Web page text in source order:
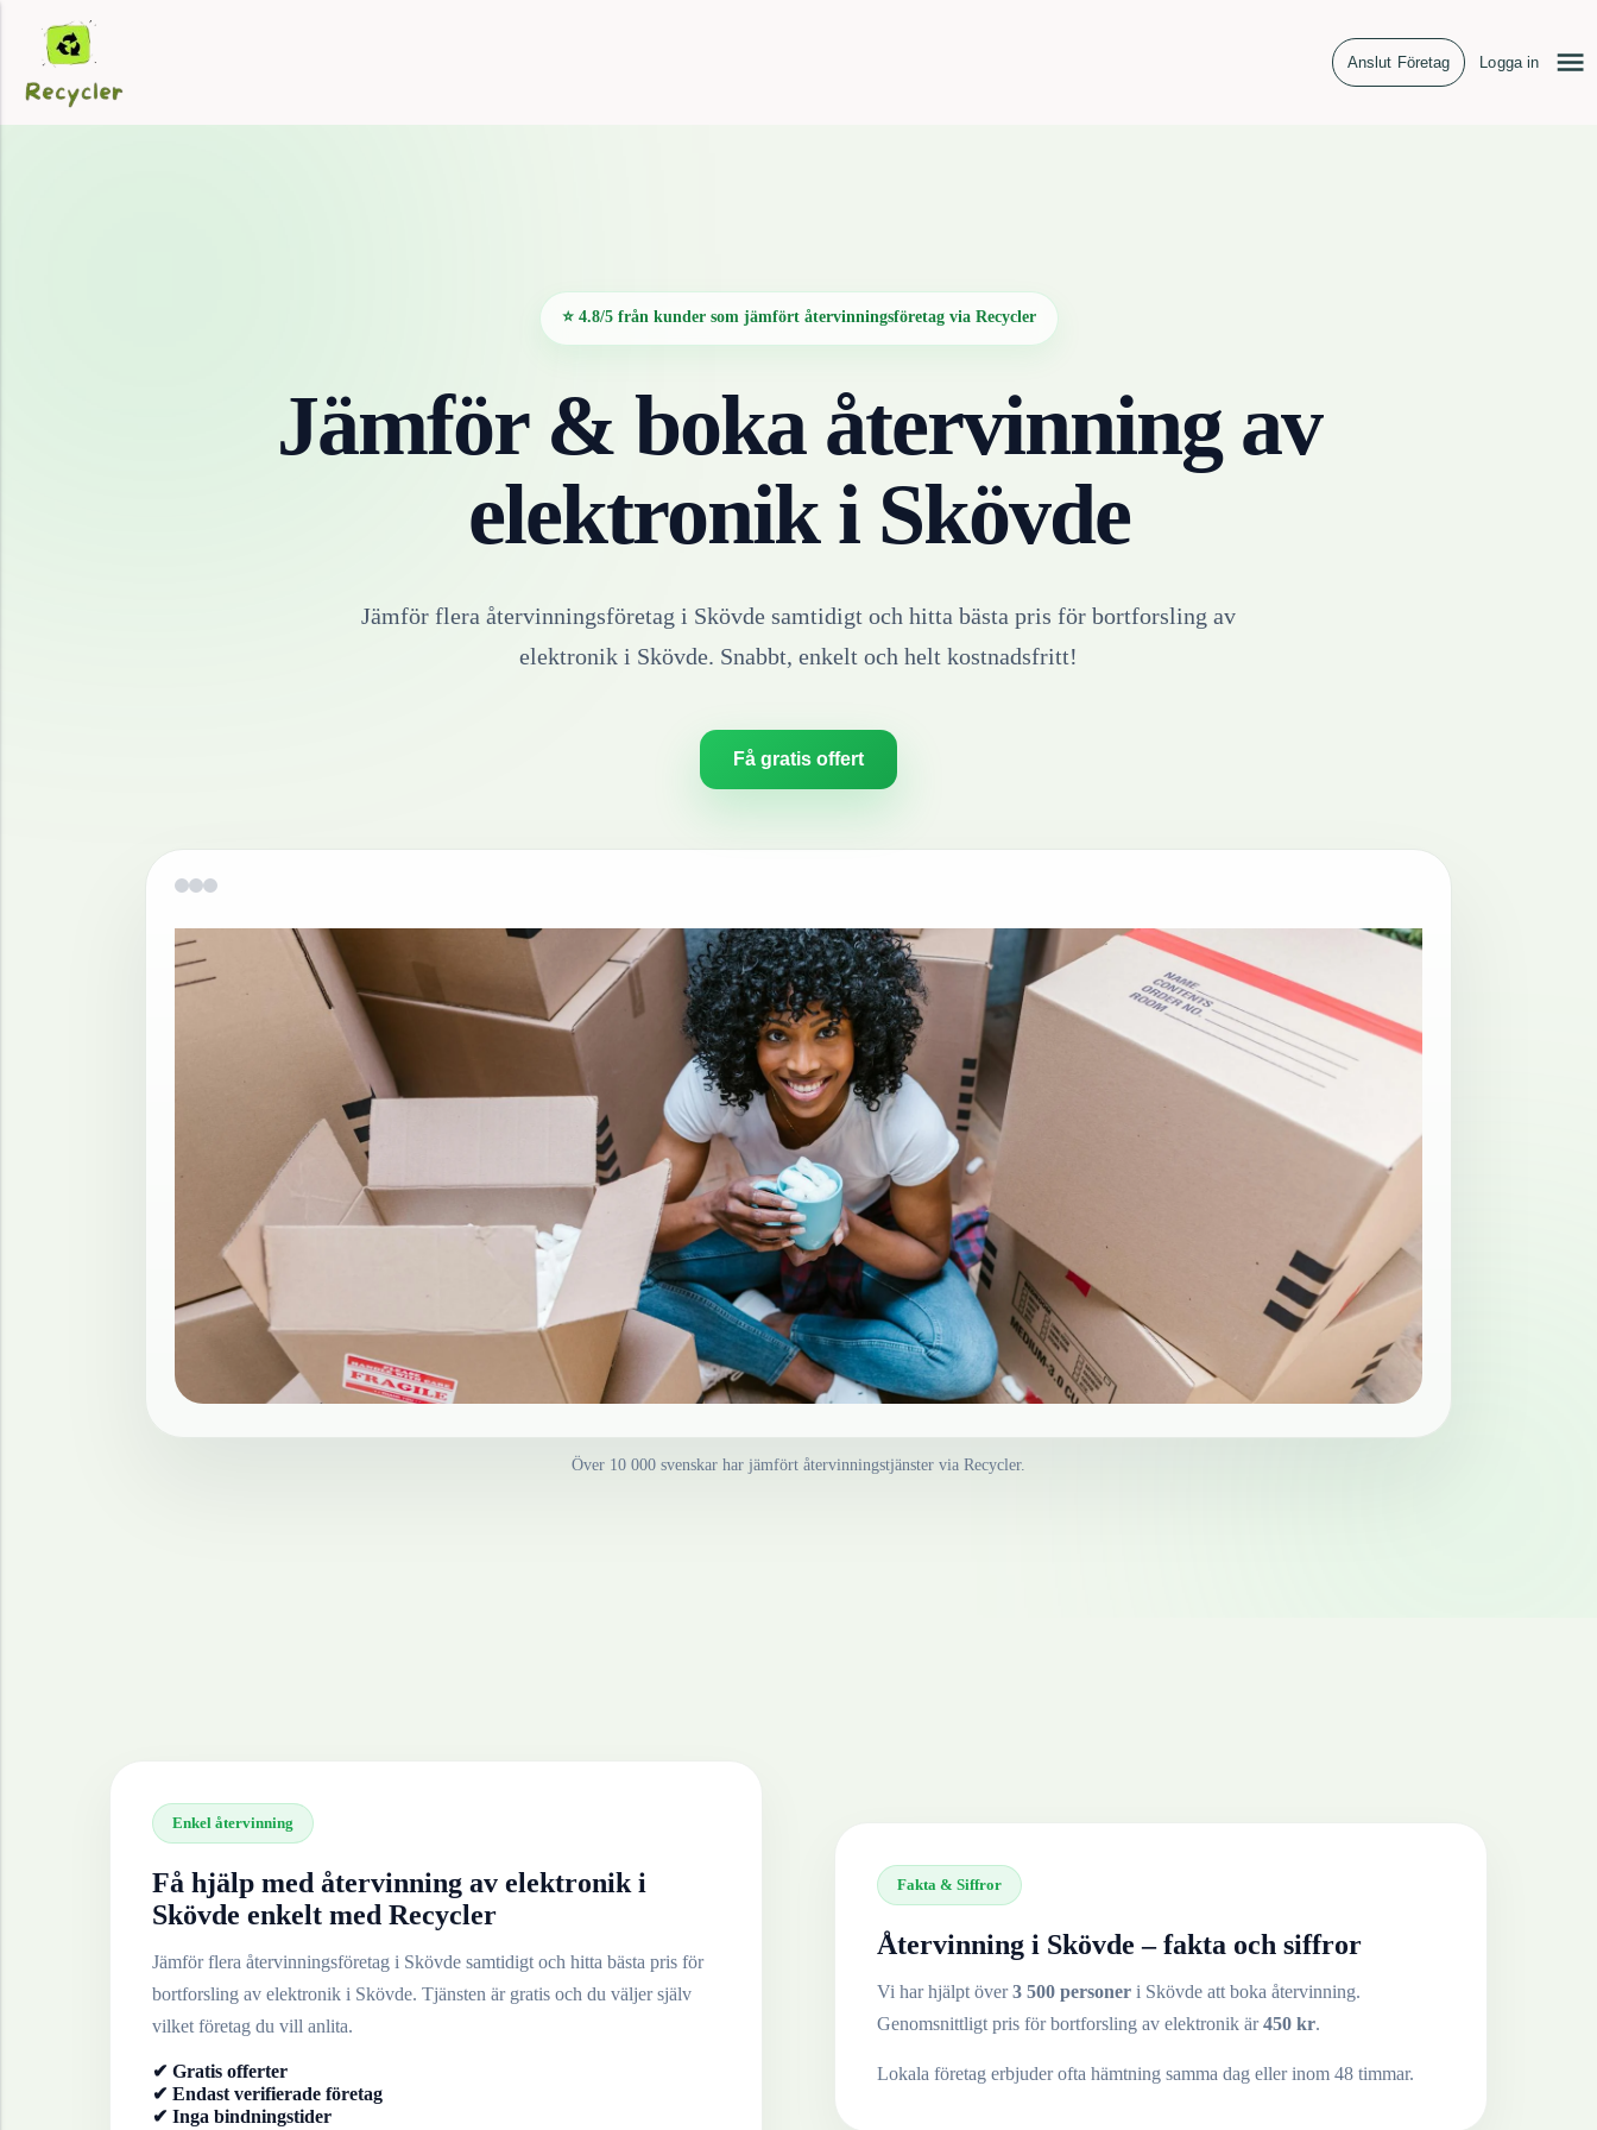
Anslut Företag Logga in
⭐ 4.8/5 från kunder som jämfört återvinningsföretag via Recycler
Jämför & boka återvinning av
elektroniki Skövde
Jämför flera återvinningsföretag i Skövde samtidigt och hitta bästa pris för bortforsling av
elektronik i Skövde. Snabbt, enkelt och helt kostnadsfritt!
Få gratis offert
Över 10 000 svenskar har jämfört återvinningstjänster via Recycler.
Enkel återvinning
Få hjälp med återvinning av elektronik i
Skövde enkelt med Recycler
Jämför flera återvinningsföretag i Skövde samtidigt och hitta bästa pris för
bortforsling av elektronik i Skövde. Tjänsten är gratis och du väljer själv
vilket företag du vill anlita.
✔ Gratis offerter
✔ Endast verifierade företag
✔ Inga bindningstider
Fakta & Siffror
Återvinning i Skövde – fakta och siffror
Vi har hjälpt över3 500 personer i Skövde att boka återvinning.
Genomsnittligt pris för bortforsling av elektronik är450 kr.
Lokala företag erbjuder ofta hämtning samma dag eller inom 48 timmar.